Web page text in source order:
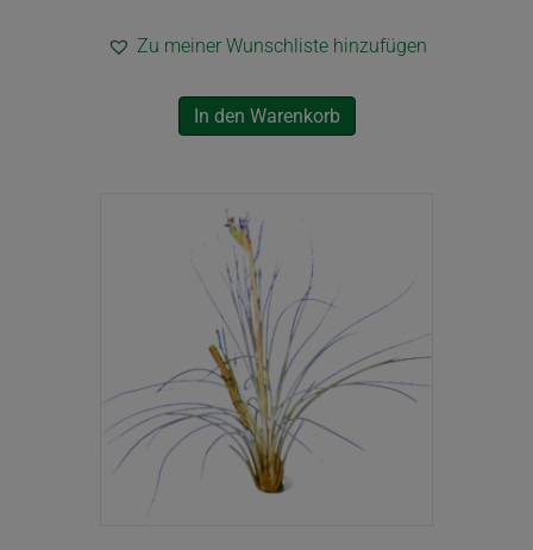
Zu meiner Wunschliste hinzufügen
In den Warenkorb